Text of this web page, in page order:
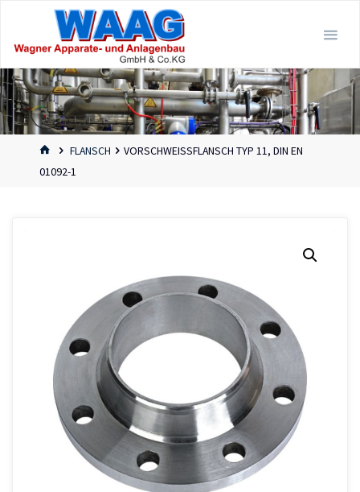
content
HOMEFLANSCH
VORSCHWEISSFLANSCH TYP 11, DIN EN 0
1092-1